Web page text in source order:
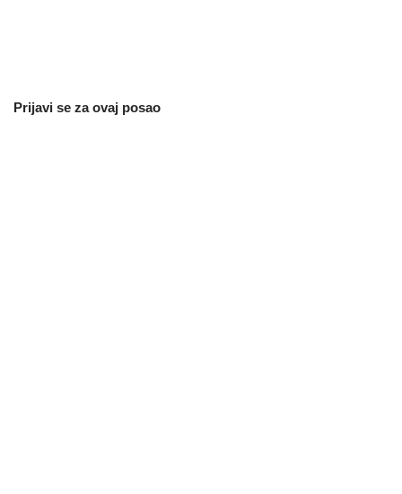
Prijavi se za ovaj posao